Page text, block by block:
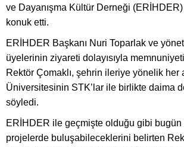
ve Dayanışma Kültür Derneği
konuk etti.
ERİHDER Başkanı Nuri Toparlak ve
üyelerinin ziyareti dolayısıyla
Rektör Çomaklı, şehrin ileriye yönelik her
Üniversitesinin STK’lar ile birlikte daima
söyledi.
ERİHDER ile geçmişte olduğu gibi bugün
projelerde buluşabileceklerini belirten